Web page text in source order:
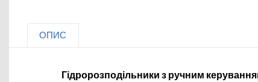
ОПИС
Гідророзподільники з ручним